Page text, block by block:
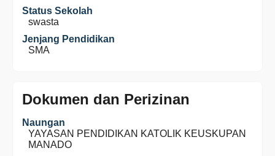
Status Sekolah
swasta
Jenjang Pendidikan
SMA
Dokumen dan Perizinan
Naungan
YAYASAN PENDIDIKAN KATOLIK KEUSKUPAN
MANADO